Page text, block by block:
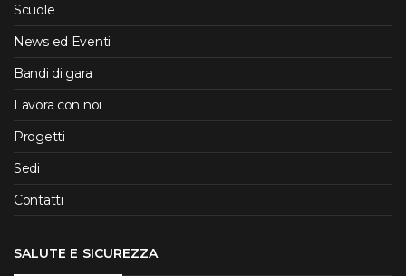
Scuole
News ed Eventi
Bandi di gara
Lavora con noi
Progetti
Sedi
Contatti
SALUTE E SICUREZZA